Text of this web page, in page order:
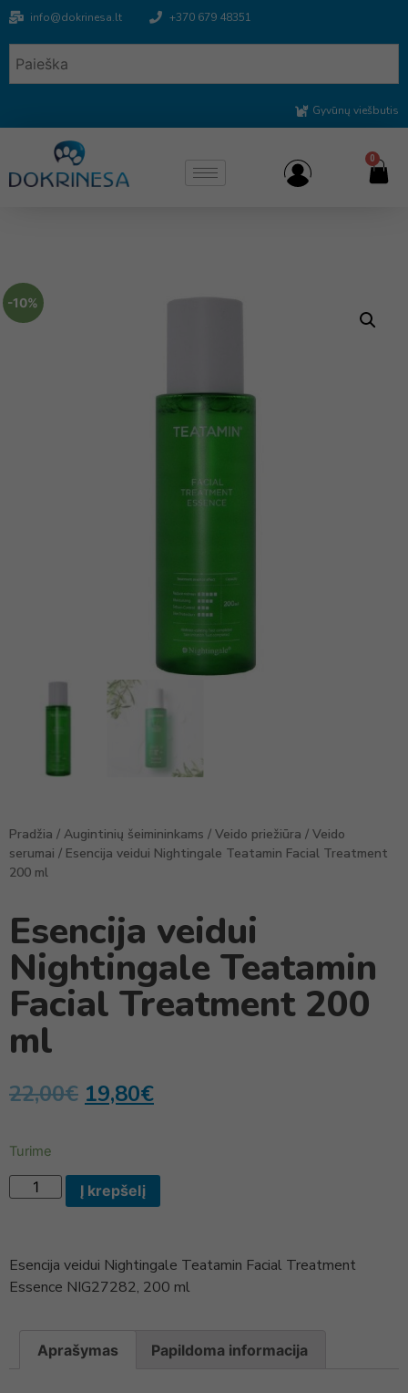
info@dokrinesa.lt +370 679 48351
Gyvūnų viešbutis
0
-10%
Pradžia / Augintinių šeimininkams / Veido priežiūra / Veido
serumai / Esencija veidui Nightingale Teatamin Facial Treatment
200 ml
Esencija veidui
Nightingale Teatamin
Facial Treatment 200
ml
22,00€ 19,80€
Turime
Į krepšelį
Esencija veidui Nightingale Teatamin Facial Treatment
Essence NIG27282, 200 ml
Aprašymas Papildoma informacija